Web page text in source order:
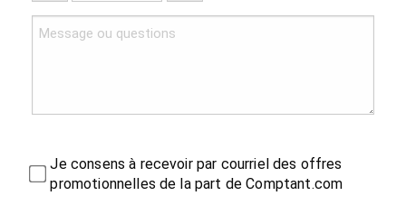
Je consens à recevoir par courriel des offres
promotionnelles de la part de Comptant.com